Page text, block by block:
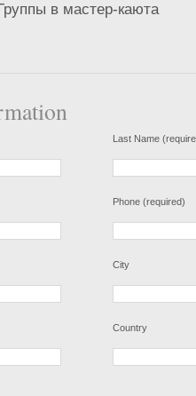
в мастер-каюта
Last Name
Phone (required)
City
Country